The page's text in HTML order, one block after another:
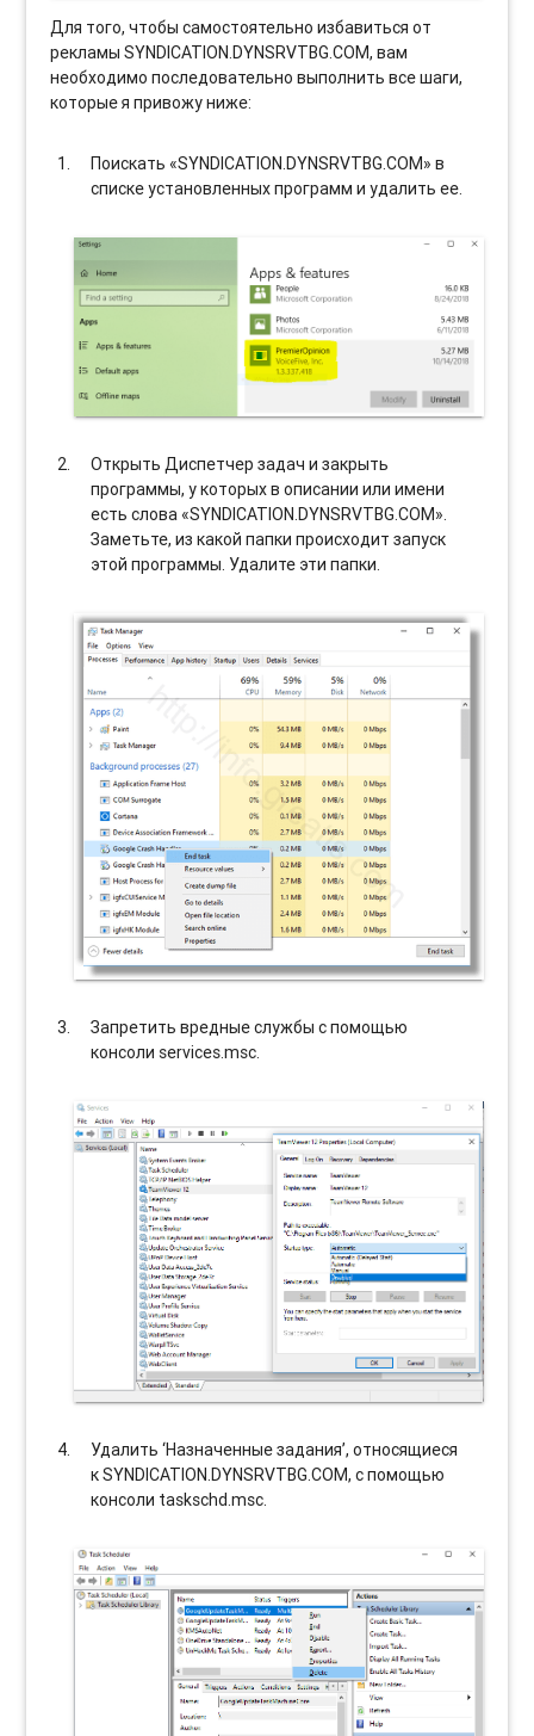
Для того, чтобы самостоятельно избавиться от
рекламы SYNDICATION.DYNSRVTBG.COM, вам
необходимо последовательно выполнить все шаги,
которые я привожу ниже:
Поискать «SYNDICATION.DYNSRVTBG.COM» в
списке установленных программ и удалить ее.
Открыть Диспетчер задач и закрыть
программы, у которых в описании или имени
есть слова «SYNDICATION.DYNSRVTBG.COM».
Заметьте, из какой папки происходит запуск
этой программы. Удалите эти папки.
Запретить вредные службы с помощью
консоли services.msc.
Удалить ‘Назначенные задания’, относящиеся
к SYNDICATION.DYNSRVTBG.COM, с помощью
консоли taskschd.msc.